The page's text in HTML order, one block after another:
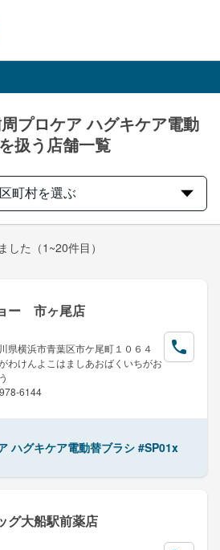
プロケア ハグキケア電動
扱う店舗一覧
町村を選ぶ
した （1~20件目）
ー 市ヶ尾店
県横浜市青葉区市ケ尾町１０６４
わけんよこはましあおばくいちがお
6144
ハグキケア電動替ブラシ #SP01x
グ大船駅前薬店